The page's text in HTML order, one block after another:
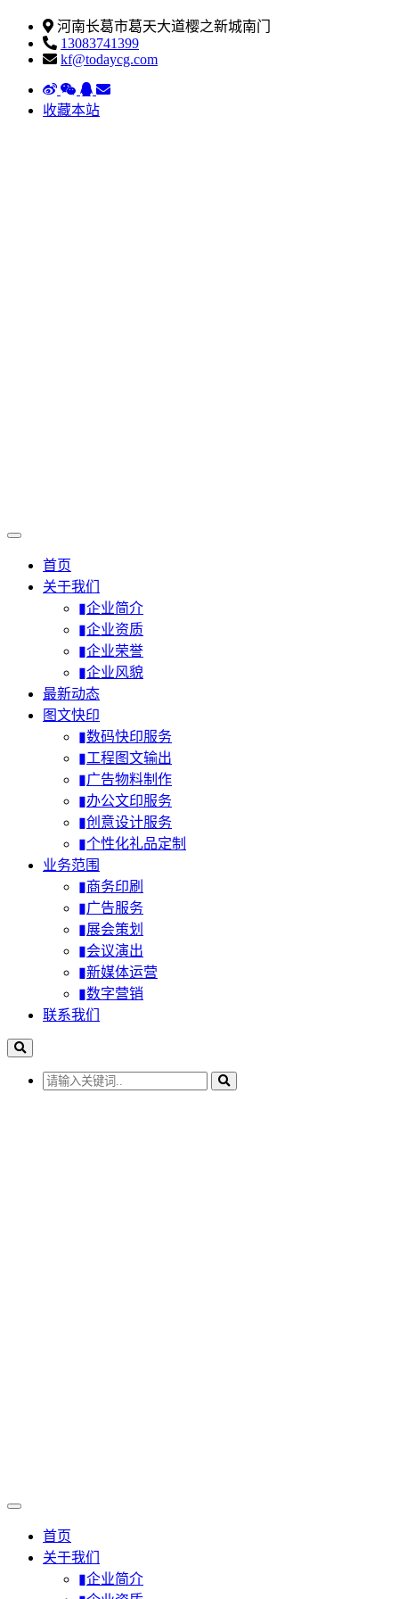
河南长葛市葛天大道樱之新城南门
13083741399
kf@todaycg.com
收藏本站
首页
关于我们
▮企业简介
▮企业资质
▮企业荣誉
▮企业风貌
最新动态
图文快印
▮数码快印服务
▮工程图文输出
▮广告物料制作
▮办公文印服务
▮创意设计服务
▮个性化礼品定制
业务范围
▮商务印刷
▮广告服务
▮展会策划
▮会议演出
▮新媒体运营
▮数字营销
联系我们
首页
关于我们
▮企业简介